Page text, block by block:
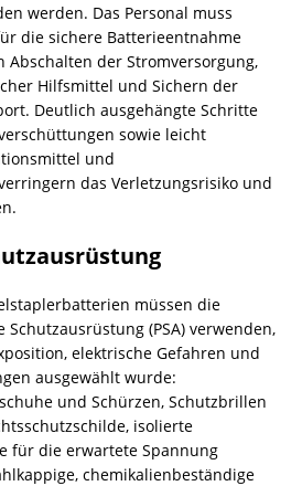
werden. Das Personal muss
die sichere Batterieentnahme
Abschalten der Stromversorgung,
Hilfsmittel und Sichern der
Deutlich ausgehängte Schritte
sowie leicht
und
das Verletzungsrisiko und
müssen die
(PSA) verwenden,
elektrische Gefahren und
ausgewählt wurde:
und Schürzen, Schutzbrillen
isolierte
für die erwartete Spannung
chemikalienbeständige